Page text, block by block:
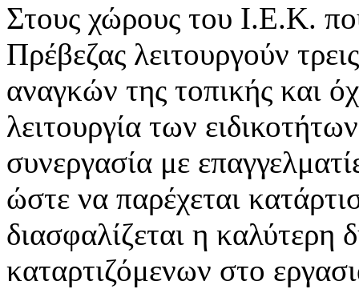
Ημέρα κατά του καπνίσματος
Στις 31 Μαίου ο Δήμος Πρέβεζας σε συνεργασία με το Γενικό
Στους χώρους του Ι.Ε.Κ.
Πρέβεζας λειτουργούν
αναγκών της τοπικής και
λειτουργία των
συνεργασία με
ώστε να παρέχεται
διασφαλίζεται η
καταρτιζόμενων στο